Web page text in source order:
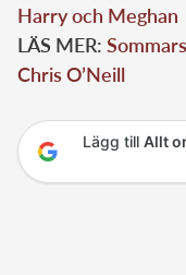
Harry och Meghan
LÄS MER:
Chris O’Neill
Lägg till Allt